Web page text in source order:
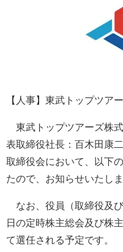
【人事】東武トップツア
東武トップツアーズ株
表取締役社長：百木田康
取締役会において、以下
たので、お知らせいたしま
なお、役員（取締役及
日の定時株主総会及び株
て選任される予定です。